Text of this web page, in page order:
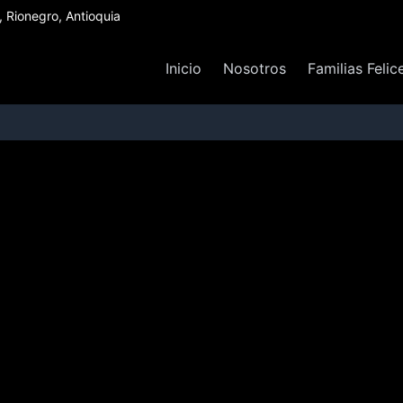
Rionegro, Antioquia
Inicio Nosotros Familias